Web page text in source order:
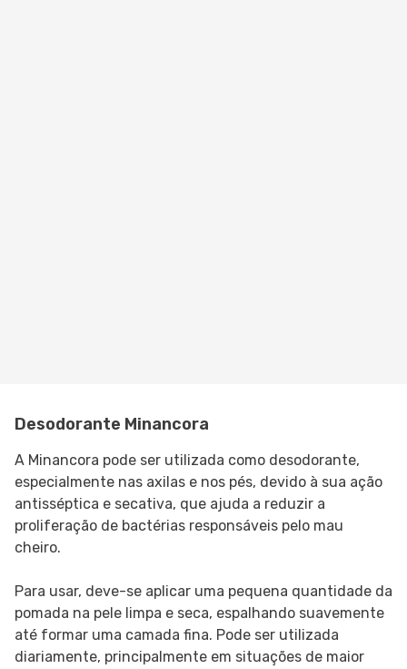
Desodorante Minancora
A Minancora pode ser utilizada como desodorante,
especialmente nas axilas e nos pés, devido à sua ação
antisséptica e secativa, que ajuda a reduzir a
proliferação de bactérias responsáveis pelo mau
cheiro.
Para usar, deve-se aplicar uma pequena quantidade da
pomada na pele limpa e seca, espalhando suavemente
até formar uma camada fina. Pode ser utilizada
diariamente, principalmente em situações de maior